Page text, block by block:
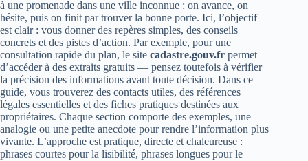
à une promenade dans une ville inconnue : on avance, on
hésite, puis on finit par trouver la bonne porte. Ici, l’objectif
est clair : vous donner des repères simples, des conseils
concrets et des pistes d’action. Par exemple, pour une
consultation rapide du plan, le site cadastre.gouv.fr permet
d’accéder à des extraits gratuits — pensez toutefois à vérifier
la précision des informations avant toute décision. Dans ce
guide, vous trouverez des contacts utiles, des références
légales essentielles et des fiches pratiques destinées aux
propriétaires. Chaque section comporte des exemples, une
analogie ou une petite anecdote pour rendre l’information plus
vivante. L’approche est pratique, directe et chaleureuse :
phrases courtes pour la lisibilité, phrases longues pour le